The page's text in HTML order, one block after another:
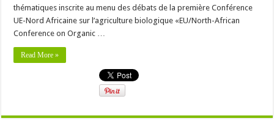
thématiques inscrite au menu des débats de la première Conférence
UE-Nord Africaine sur l’agriculture biologique «EU/North-African
Conference on Organic …
Read More »